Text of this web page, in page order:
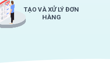
TẠO VÀ XỬ LÝ ĐƠN
HÀNG